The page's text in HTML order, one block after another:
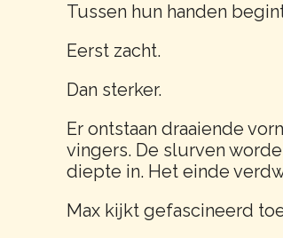
Tussen hun handen
Eerst zacht.
Dan sterker.
Er ontstaan draaiende
vingers. De slurven
diepte in. Het einde
Max kijkt gefascineerd